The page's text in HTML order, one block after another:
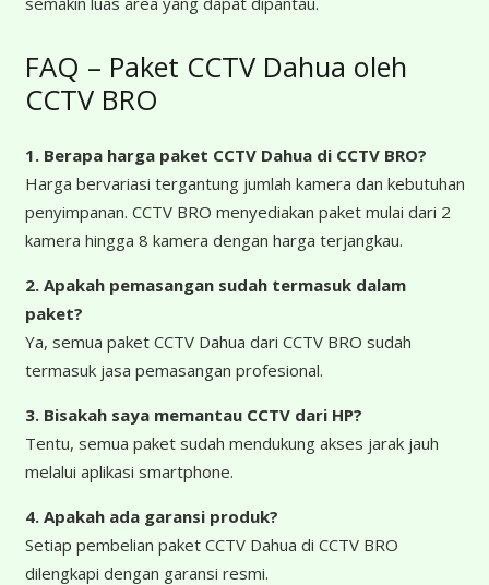
FAQ – Paket CCTV Dahua oleh
CCTV BRO
1. Berapa harga paket CCTV Dahua di CCTV BRO?
Harga bervariasi tergantung jumlah kamera dan kebutuhan
penyimpanan. CCTV BRO menyediakan paket mulai dari 2
kamera hingga 8 kamera dengan harga terjangkau.
2. Apakah pemasangan sudah termasuk dalam
paket?
Ya, semua paket CCTV Dahua dari CCTV BRO sudah
termasuk jasa pemasangan profesional.
3. Bisakah saya memantau CCTV dari HP?
Tentu, semua paket sudah mendukung akses jarak jauh
melalui aplikasi smartphone.
4. Apakah ada garansi produk?
Setiap pembelian paket CCTV Dahua di CCTV BRO
dilengkapi dengan garansi resmi.